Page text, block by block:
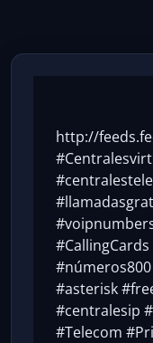
http://
#asterisk
#centralesip
#Telecom